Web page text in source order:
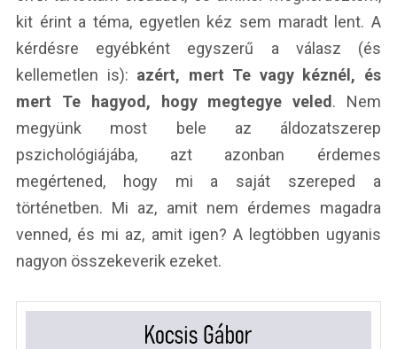
kit érint a téma, egyetlen kéz sem maradt lent. A
kérdésre egyébként egyszerű a válasz (és
kellemetlen is): azért, mert Te vagy kéznél, és
mert Te hagyod, hogy megtegye veled . Nem
megyünk most bele az áldozatszerep
pszichológiájába, azt azonban érdemes
megértened, hogy mi a saját szereped a
történetben. Mi az, amit nem érdemes magadra
venned, és mi az, amit igen? A legtöbben ugyanis
nagyon összekeverik ezeket.